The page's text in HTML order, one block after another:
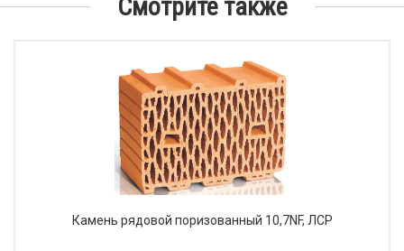
Смотрите также
Камень рядовой поризованный 10,7NF, ЛСР